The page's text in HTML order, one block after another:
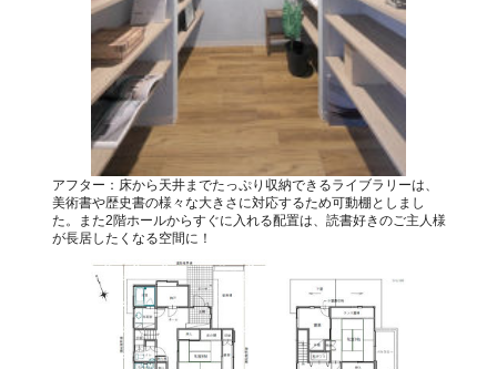
アフター：床から天井までたっぷり収納できるライブラリーは、
美術書や歴史書の様々な大きさに対応するため可動棚としまし
た。また2階ホールからすぐに入れる配置は、読書好きのご主人様
が長居したくなる空間に！